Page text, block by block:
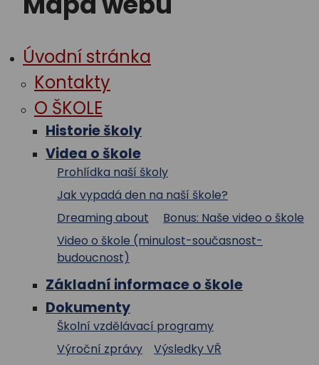
Úvodní stránka
Kontakty
O ŠKOLE
Historie školy
Videa o škole
Prohlídka naší školy
Jak vypadá den na naší škole?
Dreaming about
Bonus: Naše video o škole
Video o škole (minulost-současnost-
budoucnost)
Základní informace o škole
Dokumenty
Školní vzdělávací programy
Výroční zprávy
Výsledky VŘ